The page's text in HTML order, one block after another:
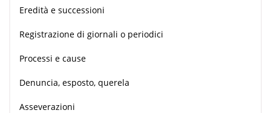
Eredità e successioni
Registrazione di giornali o periodici
Processi e cause
Denuncia, esposto, querela
Asseverazioni